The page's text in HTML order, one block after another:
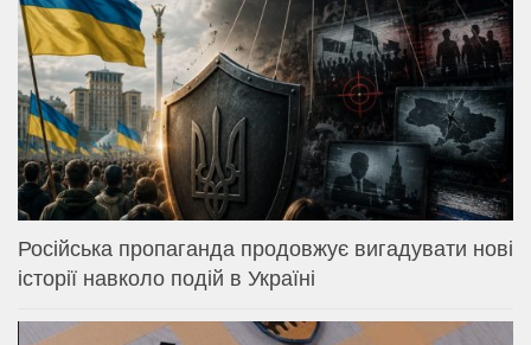
Російська пропаганда продовжує вигадувати нові
історії навколо подій в Україні